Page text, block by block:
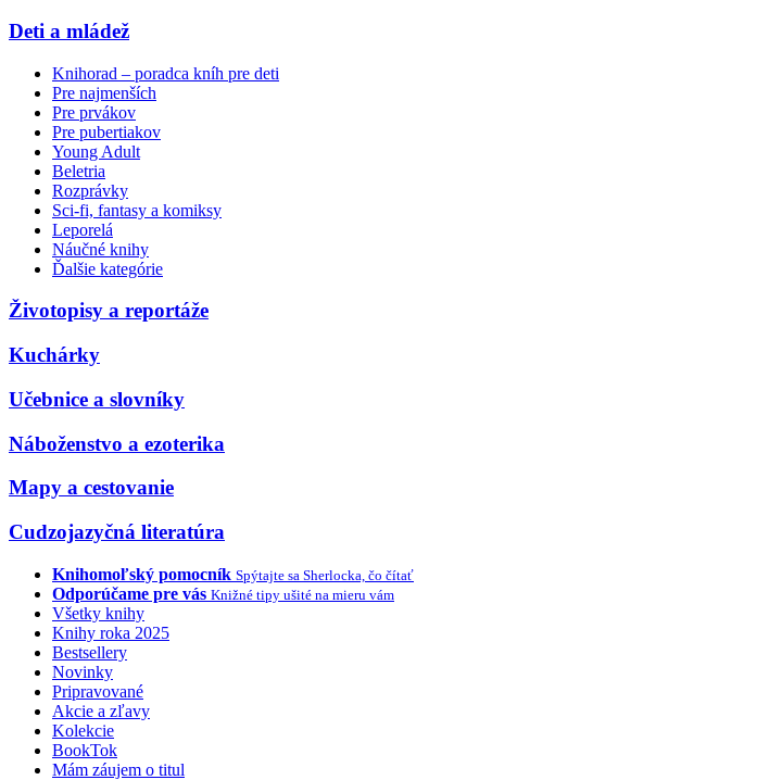
Deti a mládež
Knihorad – poradca kníh pre deti
Pre najmenších
Pre prvákov
Pre pubertiakov
Young Adult
Beletria
Rozprávky
Sci-fi, fantasy a komiksy
Leporelá
Náučné knihy
Ďalšie kategórie
Životopisy a reportáže
Kuchárky
Učebnice a slovníky
Náboženstvo a ezoterika
Mapy a cestovanie
Cudzojazyčná literatúra
Knihomoľský pomocník Spýtajte sa Sherlocka, čo čítať
Odporúčame pre vás Knižné tipy ušité na mieru vám
Všetky knihy
Knihy roka 2025
Bestsellery
Novinky
Pripravované
Akcie a zľavy
Kolekcie
BookTok
Mám záujem o titul